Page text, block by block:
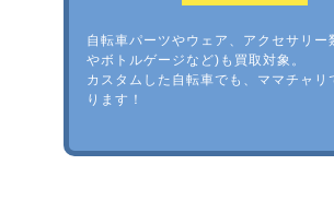
自転車パーツやウェア、アクセサリー
やボトルゲージなど)も買取対象。
カスタムした自転車でも、ママチャリ
ります！